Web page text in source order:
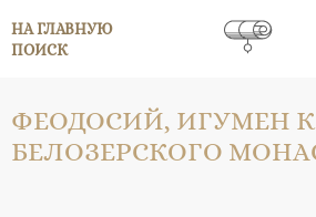
НА ГЛАВНУЮ
ПОИСК
ФЕОДОСИЙ, ИГУМЕН
БЕЛОЗЕРСКОГО